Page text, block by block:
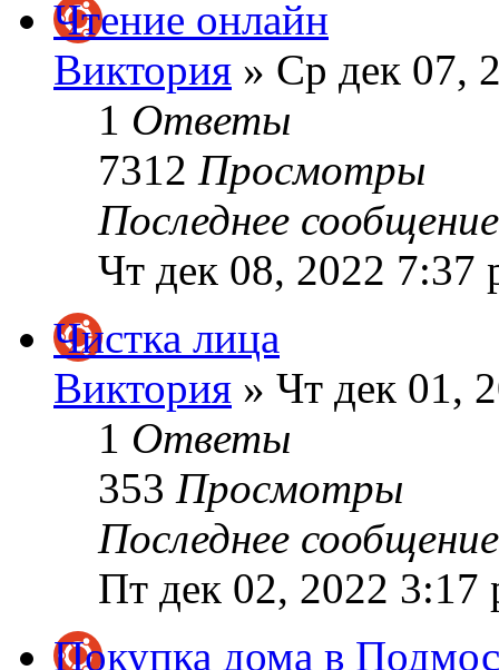
Чтение онлайн
Виктория » Ср дек 07,
1 Ответы
7312 Просмотры
Последнее
Чт дек 08, 2022 7:37
Чистка лица
Виктория » Чт дек 01,
1 Ответы
353 Просмотры
Последнее
Пт дек 02, 2022 3:17
Покупка дома в